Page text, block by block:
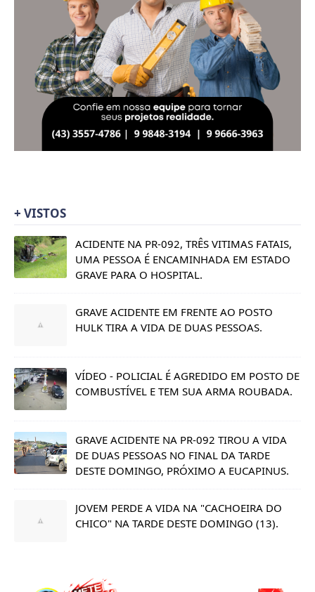
+ VISTOS
ACIDENTE NA PR-092, TRÊS VITIMAS FATAIS,
UMA PESSOA É ENCAMINHADA EM ESTADO
GRAVE PARA O HOSPITAL.
GRAVE ACIDENTE EM FRENTE AO POSTO
HULK TIRA A VIDA DE DUAS PESSOAS.
VÍDEO - POLICIAL É AGREDIDO EM POSTO DE
COMBUSTÍVEL E TEM SUA ARMA ROUBADA.
GRAVE ACIDENTE NA PR-092 TIROU A VIDA
DE DUAS PESSOAS NO FINAL DA TARDE
DESTE DOMINGO, PRÓXIMO A EUCAPINUS.
JOVEM PERDE A VIDA NA "CACHOEIRA DO
CHICO" NA TARDE DESTE DOMINGO (13).